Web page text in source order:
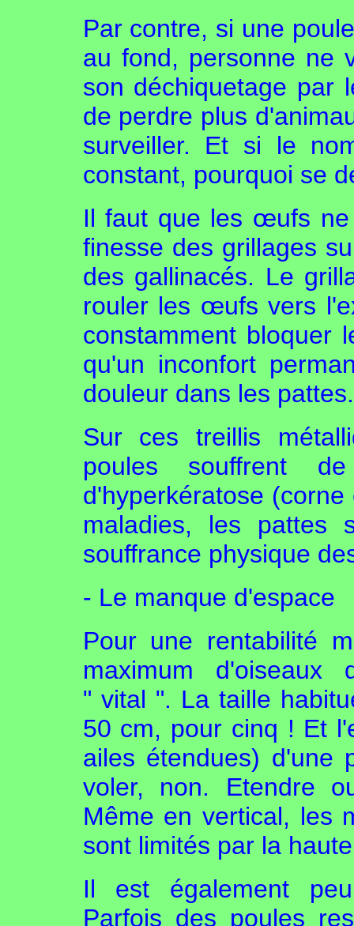
Par contre, si une
au fond, personne ne
son déchiquetage par
de perdre plus
surveiller. Et si le
constant, pourquoi se
Il faut que les œufs
finesse des grillages
des gallinacés. Le
rouler les œufs vers
constamment bloquer
qu'un inconfort
douleur dans les pattes.
Sur ces treillis
poules souffrent
d'hyperkératose
maladies, les pattes
souffrance physique
- Le manque d'espace
Pour une rentabilité
maximum d'oiseaux
" vital ". La taille
50 cm, pour cinq ! Et
ailes étendues) d'une
voler, non. Etendre
Même en vertical, les
sont limités par la
Il est également
Parfois des poules